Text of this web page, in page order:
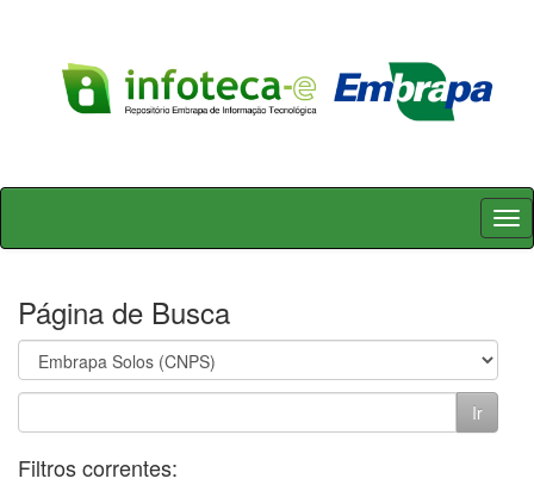
Skip
Página de Busca
Filtros correntes: